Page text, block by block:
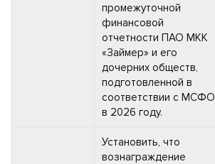
промежуточной
финансовой
отчетности ПАО МКК
«Займер» и его
дочерних обществ,
подготовленной в
соответствии с МСФО
в 2026 году.
Установить, что
вознаграждение